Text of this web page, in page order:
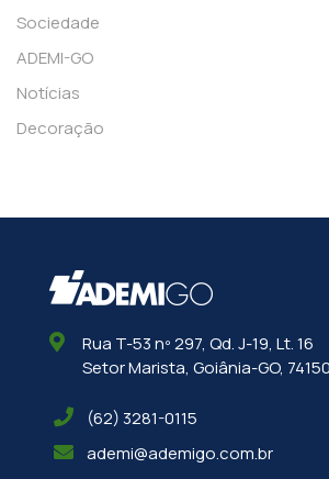
Sociedade
ADEMI-GO
Notícias
Decoração
Rua T-53 nº 297, Qd. J-19, Lt. 16
Setor Marista, Goiânia-GO,
(62) 3281-0115
ademi@ademigo.com.br